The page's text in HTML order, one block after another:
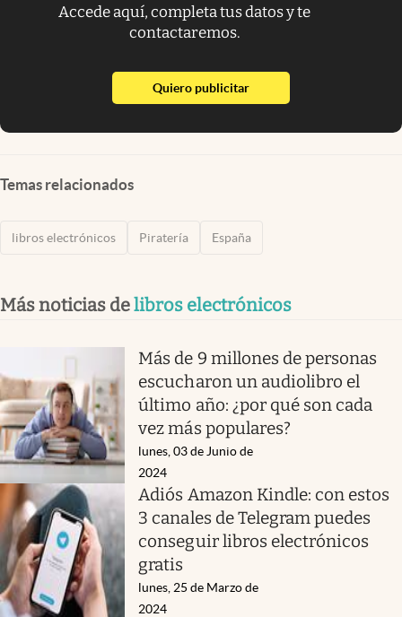
Accede aquí, completa tus datos y te
contactaremos.
Quiero publicitarabre en nueva pestaña
Temas relacionados
libros electrónicos Piratería España
Más noticias delibros electrónicos
Más de 9 millones de personas
escucharon un audiolibro el
último año: ¿por qué son cada
vez más populares?
lunes, 03 de Junio de
2024
Adiós Amazon Kindle: con estos
3 canales de Telegram puedes
conseguir libros electrónicos
gratis
lunes, 25 de Marzo de
2024